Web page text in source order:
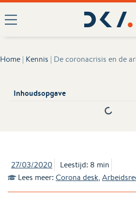
Home | Kennis | De coronacrisis en de
Inhoudsopgave
27/03/2020
Leestijd: 8 min
Lees meer: Corona desk,